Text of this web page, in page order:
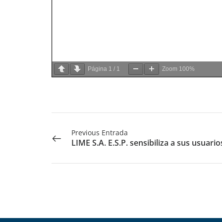
Página 1 / 1 Zoom 100%
Previous Entrada